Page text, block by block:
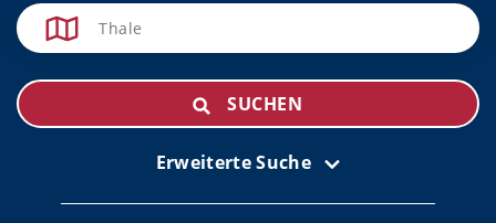
SUCHEN
Erweiterte Suche